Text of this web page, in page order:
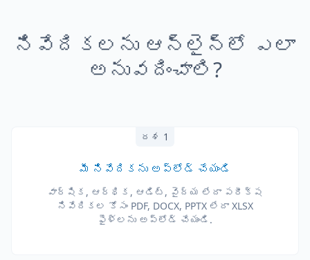
నివేదికలను ఆన్‌లైన్‌లో ఎలా
అనువదించాలి?
దశ 1
మీ నివేదికను అప్‌లోడ్ చేయండి
వార్షిక, ఆర్థిక, ఆడిట్, వైద్య లేదా పరీక్ష
నివేదికల కోసం PDF, DOCX, PPTX లేదా XLSX
ఫైళ్లను అప్‌లోడ్ చేయండి.